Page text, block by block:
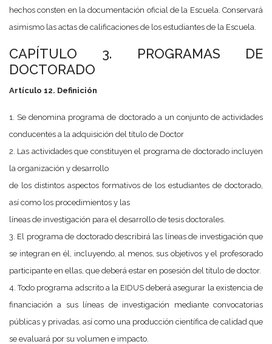
hechos consten en la documentación oficial de la Escuela. Conservará
asimismo las actas de calificaciones de los estudiantes de la Escuela.
CAPÍTULO 3. PROGRAMAS DE
DOCTORADO
Artículo 12. Definición
1. Se denomina programa de doctorado a un conjunto de actividades
conducentes a la adquisición del título de Doctor
2. Las actividades que constituyen el programa de doctorado incluyen
la organización y desarrollo
de los distintos aspectos formativos de los estudiantes de doctorado,
así como los procedimientos y las
líneas de investigación para el desarrollo de tesis doctorales.
3. El programa de doctorado describirá las líneas de investigación que
se integran en él, incluyendo, al menos, sus objetivos y el profesorado
participante en ellas, que deberá estar en posesión del título de doctor.
4. Todo programa adscrito a la EIDUS deberá asegurar la existencia de
financiación a sus líneas de investigación mediante convocatorias
públicas y privadas, así como una producción científica de calidad que
se evaluará por su volumen e impacto.